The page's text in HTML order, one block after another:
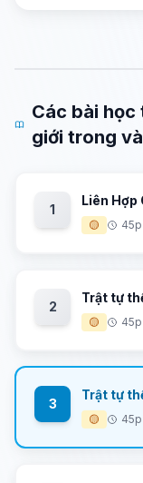
Các bài học
giới trong
1
Liên Hợp
🟡 45p
2
Trật tự
🟡 45p
3
Trật tự
🟡 45p